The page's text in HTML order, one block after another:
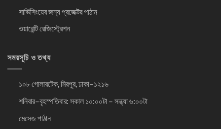
সার্ভিসিংয়ের জন্য প্রজেক্টর পাঠান
ওয়ারেন্টি রেজিস্ট্রেশন
সময়সূচি ও তথ্য
১০৮ গোলারটেক, মিরপুর, ঢাকা–১২১৬
শনিবার–বৃহস্পতিবার: সকাল ১০:০০টা – সন্ধ্যা ৬:০০টা
মেসেজ পাঠান